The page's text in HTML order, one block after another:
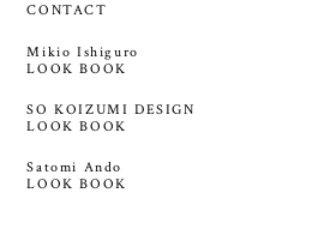
CONTACT
Mikio Ishiguro
LOOK BOOK
SO KOIZUMI DESIGN
LOOK BOOK
Satomi Ando
LOOK BOOK